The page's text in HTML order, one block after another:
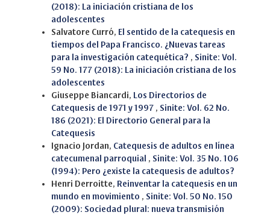
(2018): La iniciación cristiana de los
adolescentes
Salvatore Curró, El sentido de la catequesis en
tiempos del Papa Francisco. ¿Nuevas tareas
para la investigación catequética? , Sinite: Vol.
59 No. 177 (2018): La iniciación cristiana de los
adolescentes
Giuseppe Biancardi, Los Directorios de
Catequesis de 1971 y 1997 , Sinite: Vol. 62 No.
186 (2021): El Directorio General para la
Catequesis
Ignacio Jordan, Catequesis de adultos en línea
catecumenal parroquial , Sinite: Vol. 35 No. 106
(1994): Pero ¿existe la catequesis de adultos?
Henri Derroitte, Reinventar la catequesis en un
mundo en movimiento , Sinite: Vol. 50 No. 150
(2009): Sociedad plural: nueva transmisión